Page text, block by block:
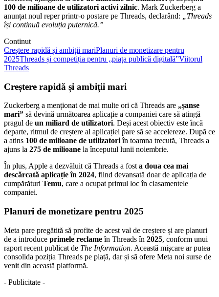
100 de milioane de utilizatori activi zilnic. Mark Zuckerberg a
anunțat noul reper printr-o postare pe Threads, declarând:
„Threads
își continuă evoluția puternică.”
Continut
Creștere rapidă și ambiții mariPlanuri de monetizare pentru
2025Threads și competiția pentru „piața publică digitală”Viitorul
Threads
Creștere rapidă și ambiții mari
Zuckerberg a menționat de mai multe ori că Threads are „șanse
mari” să devină următoarea aplicație a companiei care să atingă
pragul de un miliard de utilizatori. Deși acest obiectiv este încă
departe, ritmul de creștere al aplicației pare să se accelereze. După ce
a atins 100 de milioane de utilizatoriîn toamna trecută, Threads a
ajuns la 275 de milioane la începutul lunii noiembrie.
În plus, Apple a dezvăluit că Threads a fost a doua cea mai
descărcată aplicație în 2024, fiind devansată doar de aplicația de
cumpărături Temu, care a ocupat primul loc în clasamentele
companiei.
Planuri de monetizare pentru 2025
Meta pare pregătită să profite de acest val de creștere și are planuri
de a introduce primele reclameîn Threads în 2025, conform unui
raport recent publicat de The Information. Această mișcare ar putea
consolida poziția Threads pe piață, dar și să ofere Meta noi surse de
venit din această platformă.
- Publicitate -